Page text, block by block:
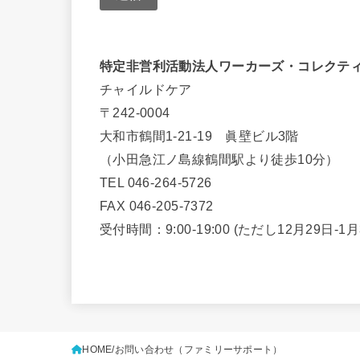
特定非営利活動法人ワーカーズ・コレクテ
チャイルドケア
〒242-0004
大和市鶴間1-21-19 眞壁ビル3階
（小田急江ノ島線鶴間駅より徒歩10分）
TEL 046-264-5726
FAX 046-205-7372
受付時間：9:00-19:00 (ただし12月29日-1
HOME お問い合わせ（ファミリーサポート）